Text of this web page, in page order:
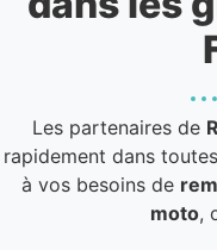
Les partenaires de
rapidement dans
à vos besoins de
moto,